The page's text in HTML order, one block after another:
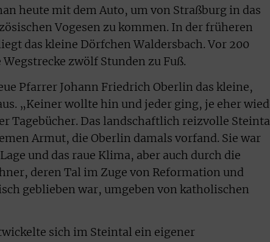
heute mit dem Auto, um von Straßburg in das
Vogesen zu kommen. In der früheren
das kleine Dörfchen Waldersbach. Vor 200
zwölf Stunden zu Fuß.
Pfarrer Johann Friedrich Oberlin das kleine,
„Keiner wollte hin und jeder ging, je eher
Tagebücher. Das landschaftlich reizvolle
Armut, die Oberlin damals vorfand. Sie war
und das raue Klima, aber auch durch die
deren Tal im Zuge von Reformation und
geblieben war, umgeben von katholischen
sich im Steintal ein eigener